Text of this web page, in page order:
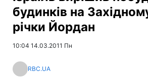
будинків на
річки Йордан
10:04 14.03.2011 Пн
RBC.UA